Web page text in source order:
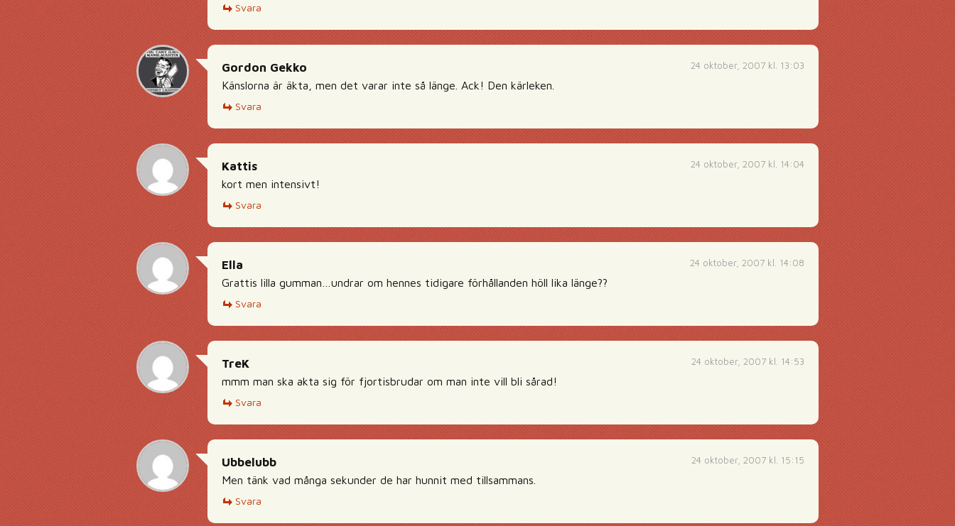
Svara
24 oktober, 2007 kl. 13:03
Gordon Gekko
Känslorna är äkta, men det varar inte så länge. Ack! Den kärleken.
Svara
24 oktober, 2007 kl. 14:04
Kattis
kort men intensivt!
Svara
24 oktober, 2007 kl. 14:08
Ella
Grattis lilla gumman…undrar om hennes tidigare förhållanden höll lika länge??
Svara
24 oktober, 2007 kl. 14:53
TreK
mmm man ska akta sig för fjortisbrudar om man inte vill bli sårad!
Svara
24 oktober, 2007 kl. 15:15
Ubbelubb
Men tänk vad många sekunder de har hunnit med tillsammans.
Svara